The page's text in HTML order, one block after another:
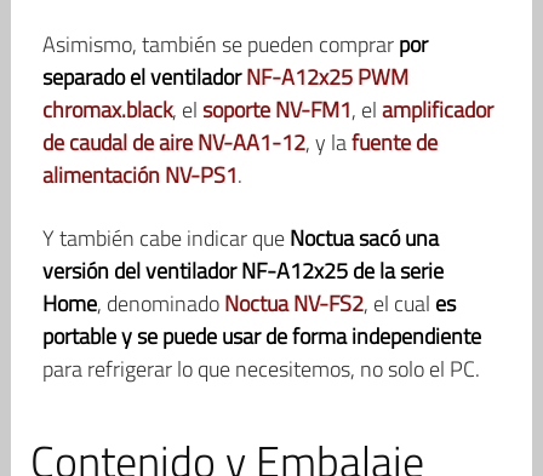
Asimismo, también se pueden comprarpor
separado el ventiladorNF-A12x25 PWM
chromax.black, elsoporte NV-FM1, elamplificador
de caudal de aire NV-AA1-12, y lafuente de
alimentación NV-PS1.
Y también cabe indicar queNoctua sacó una
versión del ventilador NF-A12x25 de la serie
Home, denominadoNoctua NV-FS2, el cual es
portable y se puede usar de forma independiente
para refrigerar lo que necesitemos, no solo el PC.
Contenido y Embalaje